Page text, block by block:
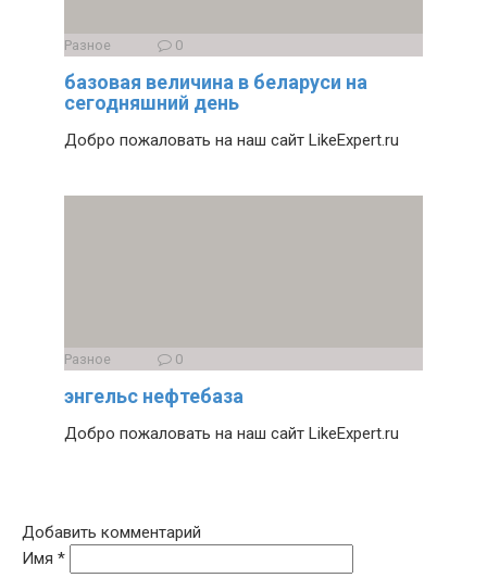
Разное 0
базовая величина в беларуси на
сегодняшний день
Добро пожаловать на наш сайт LikeExpert.ru
Разное 0
энгельс нефтебаза
Добро пожаловать на наш сайт LikeExpert.ru
Добавить комментарий
Имя *